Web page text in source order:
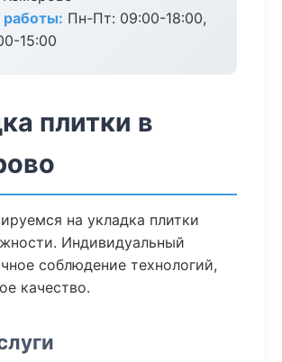
Пн-Пт: 09:00-18:00,
15:00
плитки в
на укладка плитки
Индивидуальный
соблюдение технологий,
качество.